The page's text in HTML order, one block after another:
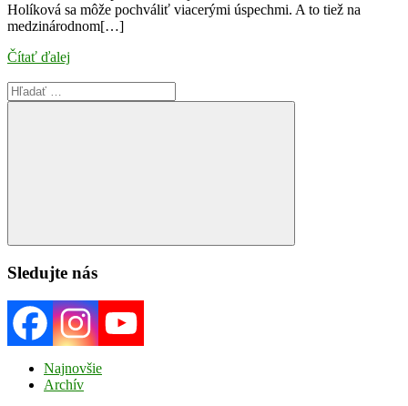
Holíková sa môže pochváliť viacerými úspechmi. A to tiež na
medzinárodnom[…]
Čítať ďalej
Search
for:
Search
Sledujte nás
Najnovšie
Archív